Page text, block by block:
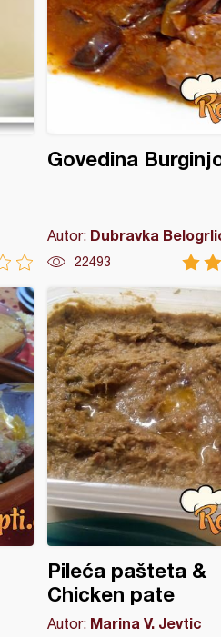
Govedina
Autor: Dubravka
22493
Pileća pašteta &
Chicken pate
Autor: Marina V. Jevtic